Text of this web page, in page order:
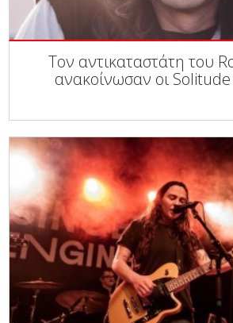
Τον αντικαταστάτη του
ανακοίνωσαν οι